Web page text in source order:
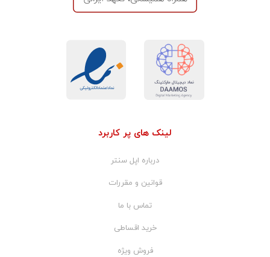
لینک های پر کاربرد
درباره اپل سنتر
قوانین و مقررات
تماس با ما
خرید اقساطی
فروش ویژه